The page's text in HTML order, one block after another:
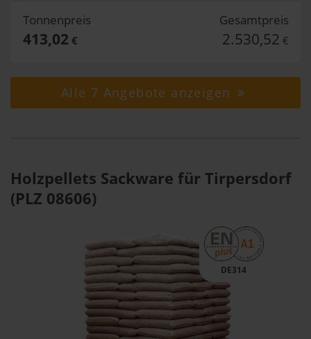
Tonnenpreis
413,02 €
Gesamtpreis
2.530,52 €
Alle 7 Angebote anzeigen
Holzpellets Sackware für Tirpersdorf
(PLZ 08606)
DE314